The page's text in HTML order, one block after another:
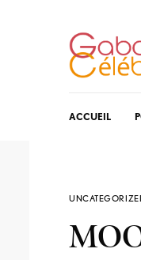
ACCUEIL